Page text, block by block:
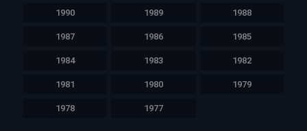
1990 1989 1988
1987 1986 1985
1984 1983 1982
1981 1980 1979
1978 1977